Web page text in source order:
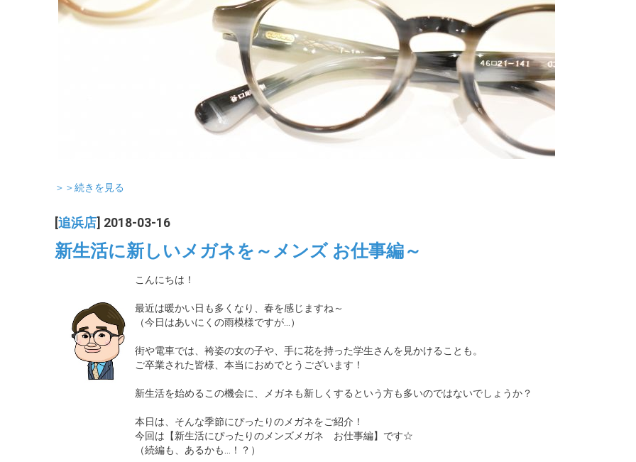
＞＞続きを見る
追浜店 ] 2018-03-16
新生活に新しいメガネを～メンズ お仕事編～
こんにちは！
最近は暖かい日も多くなり、春を感じますね～
（今日はあいにくの雨模様ですが…）
街や電車では、袴姿の女の子や、手に花を持った学生さんを見かけることも。
ご卒業された皆様、本当におめでとうございます！
新生活を始めるこの機会に、メガネも新しくするという方も多いのではないでしょうか？
本日は、そんな季節にぴったりのメガネをご紹介！
今回は【新生活にぴったりのメンズメガネ お仕事編】です☆
（続編も、あるかも…！？）